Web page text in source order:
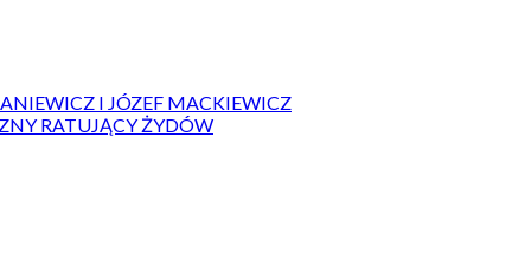
I JÓZEF MACKIEWICZ
RATUJĄCY ŻYDÓW